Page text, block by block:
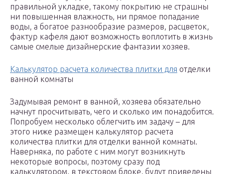
правильной укладке, такому покрытию не страшны
ни повышенная влажность, ни прямое попадание
воды, а богатое разнообразие размеров, расцветок,
фактур кафеля дают возможность воплотить в жизнь
самые смелые дизайнерские фантазии хозяев.
Калькулятор расчета количества плитки для отделки
ванной комнаты
Задумывая ремонт в ванной, хозяева обязательно
начнут просчитывать, чего и сколько им понадобится.
Попробуем несколько облегчить им задачу – для
этого ниже размещен калькулятор расчета
количества плитки для отделки ванной комнаты.
Наверняка, по работе с ним могут возникнуть
некоторые вопросы, поэтому сразу под
калькулятором, в текстовом блоке, будут приведены